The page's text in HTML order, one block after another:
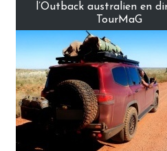
l’Outback australien en
TourMaG